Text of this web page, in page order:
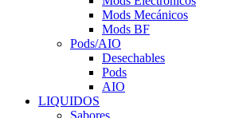
Mods Mecánicos
Mods BF
Pods/AIO
Desechables
Pods
AIO
LIQUIDOS
Sabores